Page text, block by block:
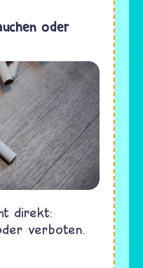
oder
direkt:
verboten.